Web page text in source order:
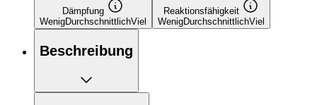
Dämpfung
WenigDurchschnittlichViel
Reaktionsfähigkeit
WenigDurchschnittlichViel
Beschreibung